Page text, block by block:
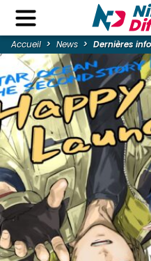
Accueil News Dernières